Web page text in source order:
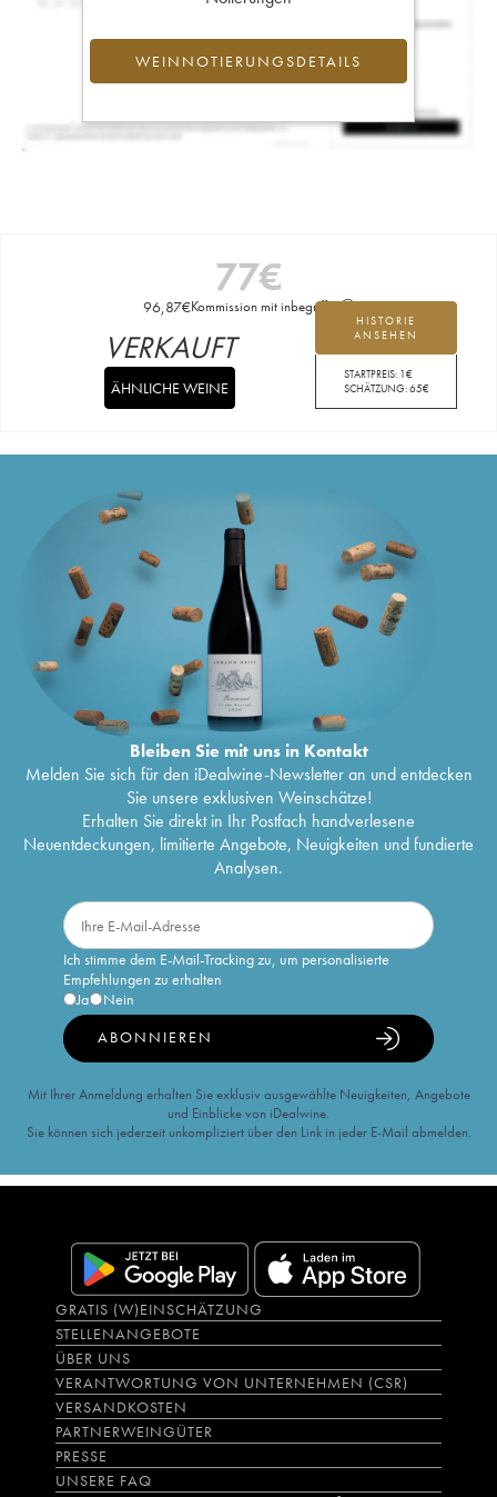
WEINNOTIERUNGSDETAILS
77€
96,87€Kommission mit inbegriffen
HISTORIE
ANSEHEN
STARTPREIS: 1€
SCHÄTZUNG:65€
VERKAUFT
ÄHNLICHE WEINE
Bleiben Sie mit uns in Kontakt
Melden Sie sich für den iDealwine-Newsletter an und entdecken
Sie unsere exklusiven Weinschätze!
Erhalten Sie direkt in Ihr Postfach handverlesene
Neuentdeckungen, limitierte Angebote, Neuigkeiten und fundierte
Analysen.
Ich stimme dem E-Mail-Tracking zu, um personalisierte
Empfehlungen zu erhalten
Ja
Nein
ABONNIEREN
Mit Ihrer Anmeldung erhalten Sie exklusiv ausgewählte Neuigkeiten, Angebote
und Einblicke von iDealwine.
Sie können sich jederzeit unkompliziert über den Link in jeder E-Mail abmelden.
GRATIS (W)EINSCHÄTZUNG
STELLENANGEBOTE
ÜBER UNS
VERANTWORTUNG VON UNTERNEHMEN (CSR)
VERSANDKOSTEN
PARTNERWEINGÜTER
PRESSE
UNSERE FAQ